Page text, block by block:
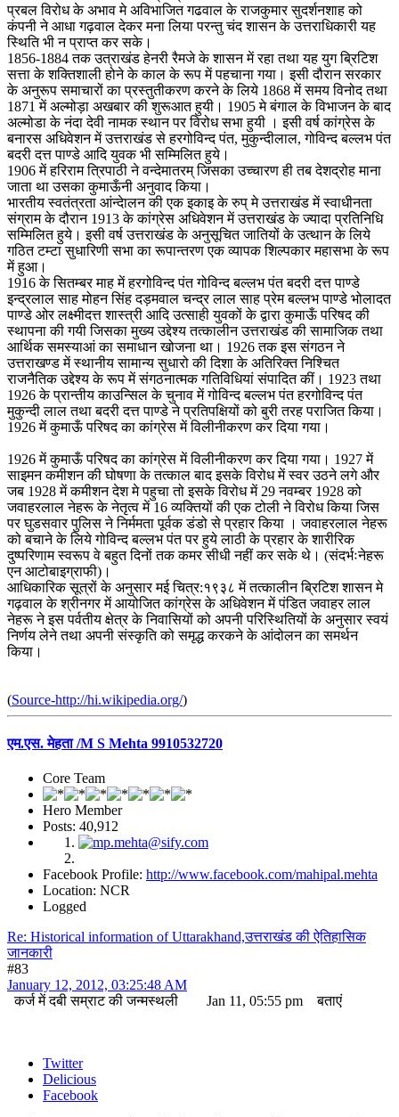
प्रबल विरोध के अभाव मे अविभाजित गढवाल के राजकुमार सुदर्शनशाह को
कंपनी ने आधा गढ़वाल देकर मना लिया परन्तु चंद शासन के उत्तराधिकारी यह
स्थिति भी न प्राप्त कर सके।
1856-1884 तक उत्राखंड हेनरी रैमजे के शासन में रहा तथा यह युग ब्रिटिश
सत्ता के शक्तिशाली होने के काल के रूप में पहचाना गया। इसी दौरान सरकार
के अनुरूप समाचारों का प्रस्तुतीकरण करने के लिये 1868 में समय विनोद तथा
1871 में अल्मोड़ा अखबार की शुरूआत हुयी। 1905 मे बंगाल के विभाजन के बाद
अल्मोडा के नंदा देवी नामक स्थान पर विरोध सभा हुयी । इसी वर्ष कांग्रेस के
बनारस अधिवेशन में उत्तराखंड से हरगोविन्द पंत, मुकुन्दीलाल, गोविन्द बल्लभ पंत
बदरी दत्त पाण्डे आदि युवक भी सम्मिलित हुये।
1906 में हरिराम त्रिपाठी ने वन्देमातरम् जिसका उच्चारण ही तब देशद्रोह माना
जाता था उसका कुमाऊँनी अनुवाद किया।
भारतीय स्वतंत्रता आंन्देालन की एक इकाइ के रुप् मे उत्तराखंड में स्वाधीनता
संग्राम के दौरान 1913 के कांग्रेस अधिवेशन में उत्तराखंड के ज्यादा प्रतिनिधि
सम्मिलित हुये। इसी वर्ष उत्तराखंड के अनुसूचित जातियों के उत्थान के लिये
गठित टम्टा सुधारिणी सभा का रूपान्तरण एक व्यापक शिल्पकार महासभा के रूप
में हुआ।
1916 के सितम्बर माह में हरगोविन्द पंत गोविन्द बल्लभ पंत बदरी दत्त पाण्डे
इन्द्रलाल साह मोहन सिंह दड़मवाल चन्द्र लाल साह प्रेम बल्लभ पाण्डे भोलादत
पाण्डे ओर लक्ष्मीदत्त शास्त्री आदि उत्साही युवकों के द्वारा कुमाऊँ परिषद की
स्थापना की गयी जिसका मुख्य उद्देश्य तत्कालीन उत्तराखंड की सामाजिक तथा
आर्थिक समस्याआं का समाधान खोजना था। 1926 तक इस संगठन ने
उत्तराखण्ड में स्थानीय सामान्य सुधारो की दिशा के अतिरिक्त निश्चित
राजनैतिक उद्देश्य के रूप में संगठनात्मक गतिविधियां संपादित कीं। 1923 तथा
1926 के प्रान्तीय काउन्सिल के चुनाव में गोविन्द बल्लभ पंत हरगोविन्द पंत
मुकुन्दी लाल तथा बदरी दत्त पाण्डे ने प्रतिपक्षियों को बुरी तरह पराजित किया।
1926 में कुमाऊँ परिषद का कांग्रेस में विलीनीकरण कर दिया गया।
1926 में कुमाऊँ परिषद का कांग्रेस में विलीनीकरण कर दिया गया। 1927 में
साइमन कमीशन की घोषणा के तत्काल बाद इसके विरोध में स्वर उठने लगे और
जब 1928 में कमीशन देश मे पहुचा तो इसके विरोध में 29 नवम्बर 1928 को
जवाहरलाल नेहरू के नेतृत्व में 16 व्यक्तियों की एक टोली ने विरोध किया जिस
पर घुडसवार पुलिस ने निर्ममता पूर्वक डंडो से प्रहार किया । जवाहरलाल नेहरू
को बचाने के लिये गोविन्द बल्लभ पंत पर हुये लाठी के प्रहार के शारीरिक
दुष्परिणाम स्वरूप वे बहुत दिनों तक कमर सीधी नहीं कर सके थे। (संदर्भःनेहरू
एन आटोबाइग्राफी)।
आधिकारिक सूत्रों के अनुसार मई चित्र:१९३८ में तत्कालीन ब्रिटिश शासन मे
गढ़वाल के श्रीनगर में आयोजित कांग्रेस के अधिवेशन में पंडित जवाहर लाल
नेहरू ने इस पर्वतीय क्षेत्र के निवासियों को अपनी परिस्थितियों के अनुसार स्वयं
निर्णय लेने तथा अपनी संस्कृति को समृद्ध करकने के आंदोलन का समर्थन
किया।
(Source-http://hi.wikipedia.org/)
एम.एस. मेहता /M S Mehta 9910532720
Core Team
Hero Member
Posts: 40,912
Facebook Profile: http://www.facebook.com/mahipal.mehta
Location: NCR
Logged
Re: Historical information of Uttarakhand,उत्तराखंड की ऐतिहासिक
जानकारी
#83
January 12, 2012, 03:25:48 AM
कर्ज में दबी सम्राट की जन्मस्थली Jan 11, 05:55 pm बताएं
Twitter
Delicious
Facebook